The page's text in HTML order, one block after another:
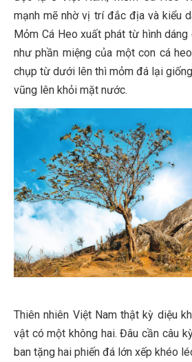
mạnh mẽ nhờ vị trí đắc địa và kiểu
Mỏm Cá Heo xuất phát từ hình
như phần miệng của một con cá
chụp từ dưới lên thì mỏm đá lại
vũng lên khỏi mặt nước.
Thiên nhiên Việt Nam thật kỳ diệu
vật có một không hai. Đâu cần câu
ban tặng hai phiến đá lớn xếp khéo